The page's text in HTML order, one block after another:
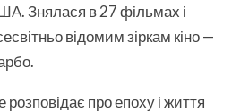
Знялася в 27 фільмах і
відомим зіркам кіно —
про епоху і життя